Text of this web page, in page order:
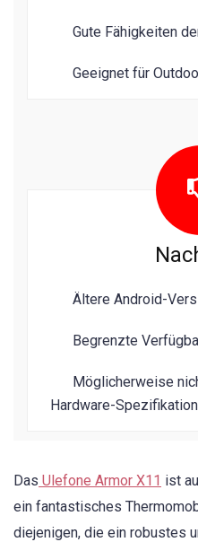
Gute Fähigkeiten
Geeignet für
Ältere Android-
Begrenzte
Möglicherweise
Hardware-
Das Ulefone Armor X11 ist
ein fantastisches
diejenigen, die ein robustes